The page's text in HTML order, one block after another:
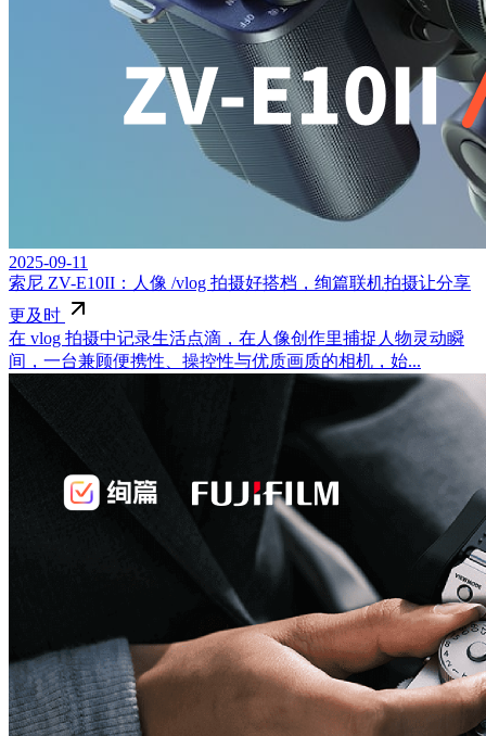
2025-09-11
索尼 ZV-E10II：人像 /vlog 拍摄好搭档，绚篇联机拍摄让分享
更及时
在 vlog 拍摄中记录生活点滴，在人像创作里捕捉人物灵动瞬
间，一台兼顾便携性、操控性与优质画质的相机，始...